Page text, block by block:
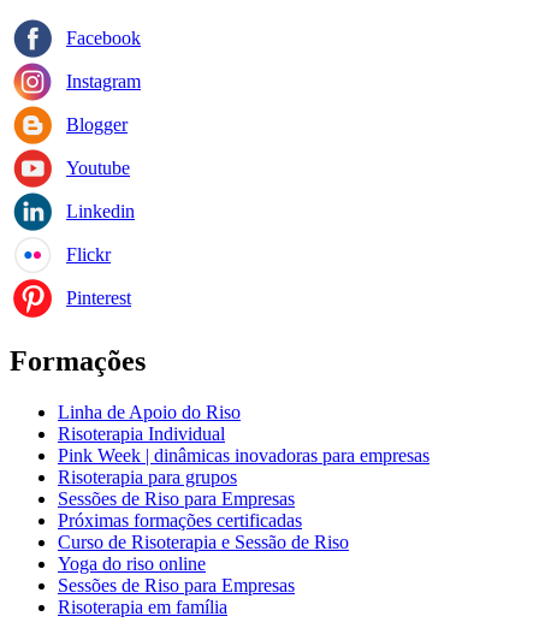
Facebook
Instagram
Blogger
Youtube
Linkedin
Flickr
Pinterest
Formações
Linha de Apoio do Riso
Risoterapia Individual
Pink Week | dinâmicas inovadoras para empresas
Risoterapia para grupos
Sessões de Riso para Empresas
Próximas formações certificadas
Curso de Risoterapia e Sessão de Riso
Yoga do riso online
Sessões de Riso para Empresas
Risoterapia em família